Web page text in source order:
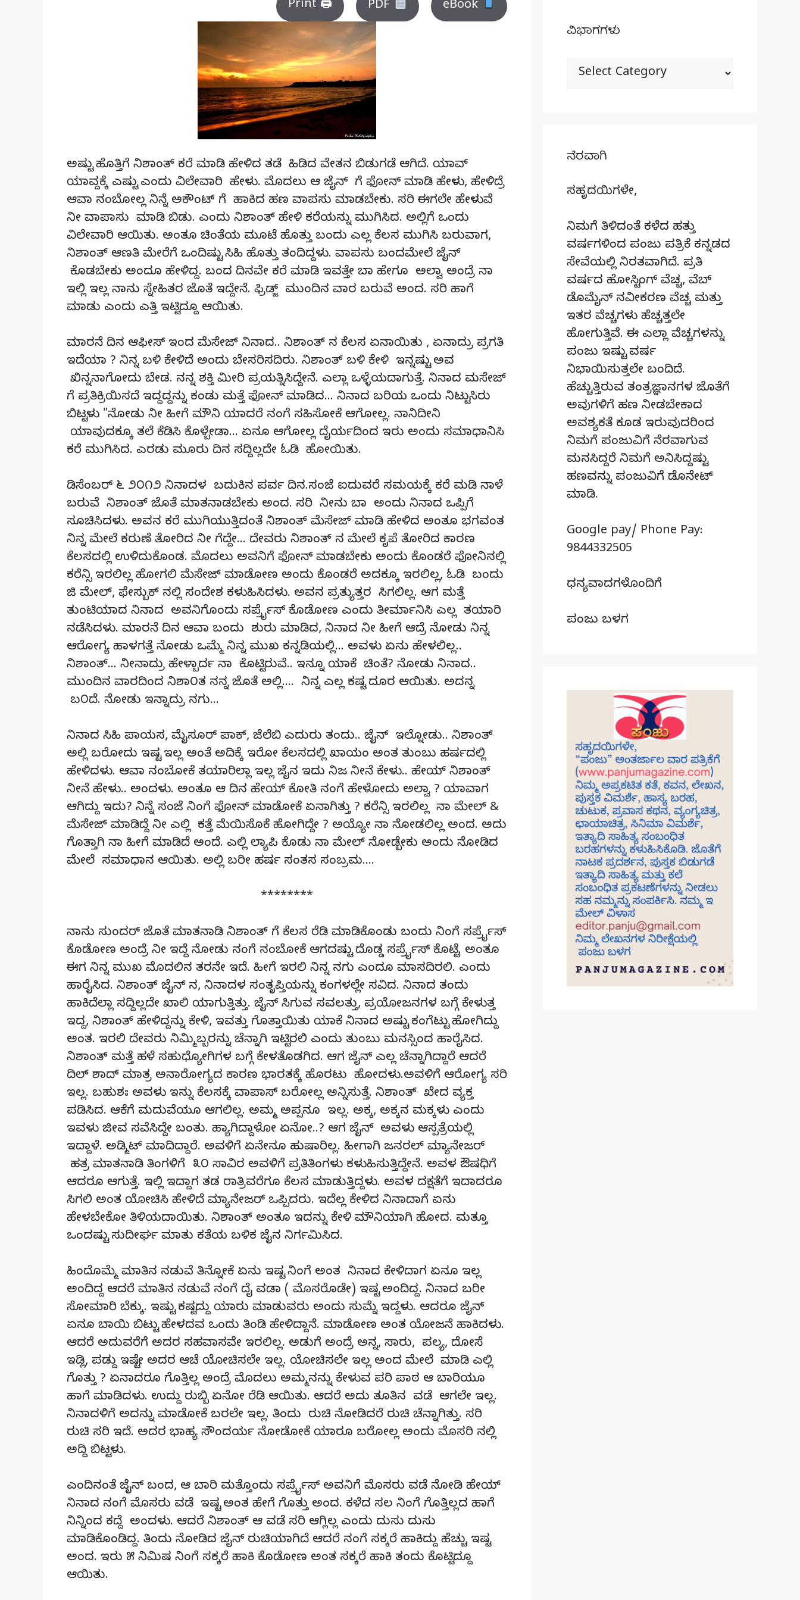
Print 🖨 PDF eBook
ಅಷ್ಟು ಹೊತ್ತಿಗೆ ನಿಶಾಂತ್ ಕರೆ ಮಾಡಿ ಹೇಳಿದ ತಡೆ ಹಿಡಿದ ವೇತನ ಬಿಡುಗಡೆ ಆಗಿದೆ. ಯಾವ್
ಯಾವ್ದಕ್ಕೆ ಎಷ್ಟು ಎಂದು ವಿಲೇವಾರಿ ಹೇಳು. ಮೊದಲು ಆ ಜೈನ್ ಗೆ ಫೋನ್ ಮಾಡಿ ಹೇಳು, ಹೇಳಿದ್ರೆ
ಆವಾ ನಂಬೋಲ್ಲ ನಿನ್ನೆ ಅಕೌಂಟ್ ಗೆ ಹಾಕಿದ ಹಣ ವಾಪಸು ಮಾಡಬೇಕು. ಸರಿ ಈಗಲೇ ಹೇಳುವೆ
ನೀ ವಾಪಾಸು ಮಾಡಿ ಬಿಡು. ಎಂದು ನಿಶಾಂತ್ ಹೇಳಿ ಕರೆಯನ್ನು ಮುಗಿಸಿದ. ಅಲ್ಲಿಗೆ ಒಂದು
ವಿಲೇವಾರಿ ಆಯಿತು. ಅಂತೂ ಚಿಂತೆಯ ಮೂಟೆ ಹೊತ್ತು ಬಂದು ಎಲ್ಲ ಕೆಲಸ ಮುಗಿಸಿ ಬರುವಾಗ,
ನಿಶಾಂತ್ ಆಣತಿ ಮೇರೆಗೆ ಒಂದಿಷ್ಟು ಸಿಹಿ ಹೊತ್ತು ತಂದಿದ್ದಳು. ವಾಪಸು ಬಂದಮೇಲೆ ಜೈನ್
ಕೊಡಬೇಕು ಅಂದೂ ಹೇಳಿದ್ದ. ಬಂದ ದಿನವೇ ಕರೆ ಮಾಡಿ ಇವತ್ತೇ ಬಾ ಹೇಗೂ ಅಲ್ವಾ ಅಂದ್ರೆ ನಾ
ಇಲ್ಲಿ ಇಲ್ಲ ನಾನು ಸ್ನೇಹಿತರ ಜೊತೆ ಇದ್ದೇನೆ. ಫ್ರಿಡ್ಜ್ ಮುಂದಿನ ವಾರ ಬರುವೆ ಅಂದ. ಸರಿ ಹಾಗೆ
ಮಾಡು ಎಂದು ಎತ್ತಿ ಇಟ್ಟಿದ್ದೂ ಆಯಿತು.
ಮಾರನೆ ದಿನ ಆಫೀಸ್ ಇಂದ ಮೆಸೇಜ್ ನಿನಾದ.. ನಿಶಾಂತ್ ನ ಕೆಲಸ ಏನಾಯಿತು , ಏನಾದ್ರು ಪ್ರಗತಿ
ಇದೆಯಾ ? ನಿನ್ನ ಬಳಿ ಕೇಳಿದೆ ಅಂದು ಬೇಸರಿಸದಿರು. ನಿಶಾಂತ್ ಬಳಿ ಕೇಳಿ ಇನ್ನಷ್ಟು ಅವ
ಖಿನ್ನನಾಗೋದು ಬೇಡ. ನನ್ನ ಶಕ್ತಿ ಮೀರಿ ಪ್ರಯತ್ನಿಸಿದ್ದೇನೆ. ಎಲ್ಲಾ ಒಳ್ಳೆಯದಾಗುತ್ತೆ. ನಿನಾದ ಮಸೇಜ್
ಗೆ ಪ್ರತಿಕ್ರಿಯಿಸದೆ ಇದ್ದದ್ದನ್ನು ಕಂಡು ಮತ್ತೆ ಫೋನ್ ಮಾಡಿದ… ನಿನಾದ ಬರಿಯ ಒಂದು ನಿಟ್ಟುಸಿರು
ಬಿಟ್ಟಳು "ನೋಡು ನೀ ಹೀಗೆ ಮೌನಿ ಯಾದರೆ ನಂಗೆ ಸಹಿಸೋಕೆ ಆಗೋಲ್ಲ. ನಾನಿದೀನಿ
ಯಾವುದಕ್ಕೂ ತಲೆ ಕೆಡಿಸಿ ಕೊಳ್ಬೇಡಾ… ಏನೂ ಆಗೋಲ್ಲ ದೈರ್ಯದಿಂದ ಇರು ಅಂದು ಸಮಾಧಾನಿಸಿ
ಕರೆ ಮುಗಿಸಿದ. ಎರಡು ಮೂರು ದಿನ ಸದ್ದಿಲ್ಲದೇ ಓಡಿ ಹೋಯಿತು.
ಡಿಸೆಂಬರ್ ೬ ೨೦೧೨ ನಿನಾದಳ ಬದುಕಿನ ಪರ್ವ ದಿನ.ಸಂಜೆ ಐದುವರೆ ಸಮಯಕ್ಕೆ ಕರೆ ಮಡಿ ನಾಳೆ
ಬರುವೆ ನಿಶಾಂತ್ ಜೊತೆ ಮಾತನಾಡಬೇಕು ಅಂದ. ಸರಿ ನೀನು ಬಾ ಅಂದು ನಿನಾದ ಒಪ್ಪಿಗೆ
ಸೂಚಿಸಿದಳು. ಅವನ ಕರೆ ಮುಗಿಯುತ್ತಿದಂತೆ ನಿಶಾಂತ್ ಮೆಸೇಜ್ ಮಾಡಿ ಹೇಳಿದ ಅಂತೂ ಭಗವಂತ
ನಿನ್ನ ಮೇಲೆ ಕರುಣೆ ತೋರಿದ ನೀ ಗೆದ್ದೇ… ದೇವರು ನಿಶಾಂತ್ ನ ಮೇಲೆ ಕೃಪೆ ತೋರಿದ ಕಾರಣ
ಕೆಲಸದಲ್ಲಿ ಉಳಿದುಕೊಂಡ. ಮೊದಲು ಅವನಿಗೆ ಫೋನ್ ಮಾಡಬೇಕು ಅಂದು ಕೊಂಡರೆ ಫೋನಿನಲ್ಲಿ
ಕರೆನ್ಸಿ ಇರಲಿಲ್ಲ ಹೋಗಲಿ ಮೆಸೇಜ್ ಮಾಡೋಣ ಅಂದು ಕೊಂಡರೆ ಅದಕ್ಕೂ ಇರಲಿಲ್ಲ, ಓಡಿ ಬಂದು
ಜಿ ಮೇಲ್, ಫೇಸ್ಬುಕ್ ನಲ್ಲಿ ಸಂದೇಶ ಕಳುಹಿಸಿದಳು. ಅವನ ಪ್ರತ್ಯುತ್ತರ ಸಿಗಲಿಲ್ಲ. ಆಗ ಮತ್ತೆ
ತುಂಟಿಯಾದ ನಿನಾದ ಅವನಿಗೊಂದು ಸರ್ಪ್ರೈಸ್ ಕೊಡೋಣ ಎಂದು ತೀರ್ಮಾನಿಸಿ ಎಲ್ಲ ತಯಾರಿ
ನಡೆಸಿದಳು. ಮಾರನೆ ದಿನ ಆವಾ ಬಂದು ಶುರು ಮಾಡಿದ, ನಿನಾದ ನೀ ಹೀಗೆ ಆದ್ರೆ ನೋಡು ನಿನ್ನ
ಆರೋಗ್ಯ ಹಾಳಗತ್ತೆ ನೋಡು ಒಮ್ಮೆ ನಿನ್ನ ಮುಖ ಕನ್ನಡಿಯಲ್ಲಿ… ಅವಳು ಏನು ಹೇಳಲಿಲ್ಲ..
ನಿಶಾಂತ್… ನೀನಾದ್ರು ಹೇಳ್ಬಾರ್ದ ನಾ ಕೊಟ್ಟಿರುವೆ.. ಇನ್ನೂ ಯಾಕೆ ಚಿಂತೆ? ನೋಡು ನಿನಾದ..
ಮುಂದಿನ ವಾರದಿಂದ ನಿಶಾ೦ತ ನನ್ನ ಜೊತೆ ಅಲ್ಲಿ…. ನಿನ್ನ ಎಲ್ಲ ಕಷ್ಟ ದೂರ ಆಯಿತು. ಅದನ್ನ
ಬ೦ದೆ. ನೋಡು ಇನ್ನಾದ್ರು ನಗು…
ನಿನಾದ ಸಿಹಿ ಪಾಯಸ, ಮೈಸೂರ್ ಪಾಕ್, ಜೆಲೆಬಿ ಎದುರು ತಂದು.. ಜೈನ್ ಇಲ್ನೋಡು.. ನಿಶಾಂತ್
ಅಲ್ಲಿ ಬರೋದು ಇಷ್ಟ ಇಲ್ಲ ಅಂತೆ ಅದಿಕ್ಕೆ ಇರೋ ಕೆಲಸದಲ್ಲಿ ಖಾಯಂ ಅಂತ ತುಂಬು ಹರ್ಷದಲ್ಲಿ
ಹೇಳಿದಳು. ಆವಾ ನಂಬೋಕೆ ತಯಾರಿಲ್ಲಾ ಇಲ್ಲ ಜೈನ ಇದು ನಿಜ ನೀನೆ ಕೇಳು.. ಹೇಯ್ ನಿಶಾಂತ್
ನೀನೆ ಹೇಳು.. ಅಂದಳು. ಅಂತೂ ಆ ದಿನ ಹೇಯ್ ಕೋತಿ ನಂಗೆ ಹೇಳೋದು ಅಲ್ವಾ ? ಯಾವಾಗ
ಆಗಿದ್ದು ಇದು? ನಿನ್ನೆ ಸಂಜೆ ನಿಂಗೆ ಫೋನ್ ಮಾಡೋಕೆ ಏನಾಗಿತ್ತು ? ಕರೆನ್ಸಿ ಇರಲಿಲ್ಲ ನಾ ಮೇಲ್ &
ಮೆಸೇಜ್ ಮಾಡಿದ್ದೆ ನೀ ಎಲ್ಲಿ ಕತ್ತೆ ಮೆಯಿಸೊಕೆ ಹೋಗಿದ್ದೇ ? ಅಯ್ಯೋ ನಾ ನೋಡಲಿಲ್ಲ ಅಂದ. ಅದು
ಗೊತ್ತಾಗಿ ನಾ ಹೀಗೆ ಮಾಡಿದೆ ಅಂದೆ. ಎಲ್ಲಿ ಲ್ಯಾಪಿ ಕೊಡು ನಾ ಮೇಲ್ ನೋಡ್ಬೇಕು ಅಂದು ನೋಡಿದ
ಮೇಲೆ ಸಮಾಧಾನ ಆಯಿತು. ಅಲ್ಲಿ ಬರೀ ಹರ್ಷ ಸಂತಸ ಸಂಬ್ರಮ….
********
ನಾನು ಸುಂದರ್ ಜೊತೆ ಮಾತನಾಡಿ ನಿಶಾಂತ್ ಗೆ ಕೆಲಸ ರೆಡಿ ಮಾಡಿಕೊಂಡು ಬಂದು ನಿಂಗೆ ಸರ್ಪ್ರೈಸ್
ಕೊಡೋಣ ಅಂದ್ರೆ ನೀ ಇದ್ದೆ ನೋಡು ನಂಗೆ ನಂಬೋಕೆ ಆಗದಷ್ಟು ದೊಡ್ಡ ಸರ್ಪ್ರೈಸ್ ಕೊಟ್ಟೆ. ಅಂತೂ
ಈಗ ನಿನ್ನ ಮುಖ ಮೊದಲಿನ ತರನೇ ಇದೆ. ಹೀಗೆ ಇರಲಿ ನಿನ್ನ ನಗು ಎಂದೂ ಮಾಸದಿರಲಿ. ಎಂದು
ಹಾರೈಸಿದ. ನಿಶಾಂತ್ ಜೈನ್ ನ, ನಿನಾದಳ ಸಂತೃಪ್ತಿಯನ್ನು ಕಂಗಳಲ್ಲೇ ಸವಿದ. ನಿನಾದ ತಂದು
ಹಾಕಿದೆಲ್ಲಾ ಸದ್ದಿಲ್ಲದೇ ಖಾಲಿ ಯಾಗುತ್ತಿತ್ತು. ಜೈನ್ ಸಿಗುವ ಸವಲತ್ತು, ಪ್ರಯೋಜನಗಳ ಬಗ್ಗೆ ಕೇಳುತ್ತ
ಇದ್ದ, ನಿಶಾಂತ್ ಹೇಳಿದ್ದನ್ನು ಕೇಳಿ, ಇವತ್ತು ಗೊತ್ತಾಯಿತು ಯಾಕೆ ನಿನಾದ ಅಷ್ಟು ಕಂಗೆಟ್ಟು ಹೋಗಿದ್ದು
ಅಂತ. ಇರಲಿ ದೇವರು ನಿಮ್ಮಿಬ್ಬರನ್ನು ಚೆನ್ನಾಗಿ ಇಟ್ಟಿರಲಿ ಎಂದು ತುಂಬು ಮನಸ್ಸಿಂದ ಹಾರೈಸಿದ.
ನಿಶಾಂತ್ ಮತ್ತೆ ಹಳೆ ಸಹುಧ್ಯೋಗಿಗಳ ಬಗ್ಗೆ ಕೇಳತೊಡಗಿದ. ಆಗ ಜೈನ್ ಎಲ್ಲ ಚೆನ್ನಾಗಿದ್ದಾರೆ ಆದರೆ
ದಿಲ್ ಶಾದ್ ಮಾತ್ರ ಅನಾರೋಗ್ಯದ ಕಾರಣ ಭಾರತಕ್ಕೆ ಹೊರಟು ಹೋದಳು.ಅವಳಿಗೆ ಆರೋಗ್ಯ ಸರಿ
ಇಲ್ಲ. ಬಹುಶಃ ಅವಳು ಇನ್ನು ಕೆಲಸಕ್ಕೆ ವಾಪಾಸ್ ಬರೋಲ್ಲ ಅನ್ನಿಸುತ್ತೆ. ನಿಶಾಂತ್ ಖೇದ ವ್ಯಕ್ತ
ಪಡಿಸಿದ. ಆಕೆಗೆ ಮದುವೆಯೂ ಆಗಲಿಲ್ಲ. ಅಮ್ಮ ಅಪ್ಪನೂ ಇಲ್ಲ. ಅಕ್ಕ, ಅಕ್ಕನ ಮಕ್ಕಳು ಎಂದು
ಇವಳು ಜೀವ ಸವೆಸಿದ್ದೇ ಬಂತು. ಹ್ಯಾಗಿದ್ದಾಳೋ ಏನೋ..? ಆಗ ಜೈನ್ ಅವಳು ಆಸ್ಪತ್ರೆಯಲ್ಲಿ
ಇದ್ದಾಳೆ. ಅಡ್ಮಿಟ್ ಮಾದಿದ್ದಾರೆ. ಅವಳಿಗೆ ಏನೇನೂ ಹುಷಾರಿಲ್ಲ. ಹೀಗಾಗಿ ಜನರಲ್ ಮ್ಯಾನೇಜರ್
ಹತ್ರ ಮಾತನಾಡಿ ತಿಂಗಳಿಗೆ ೩೦ ಸಾವಿರ ಅವಳಿಗೆ ಪ್ರತಿತಿಂಗಳು ಕಳುಹಿಸುತ್ತಿದ್ದೇನೆ. ಅವಳ ಔಷಧಿಗೆ
ಆದರೂ ಆಗುತ್ತೆ. ಇಲ್ಲಿ ಇದ್ದಾಗ ತಡ ರಾತ್ರಿವರೆಗೂ ಕೆಲಸ ಮಾಡುತ್ತಿದ್ದಳು. ಅವಳ ದಕ್ಷತೆಗೆ ಇದಾದರೂ
ಸಿಗಲಿ ಅಂತ ಯೋಚಿಸಿ ಹೇಳಿದೆ ಮ್ಯಾನೇಜರ್ ಒಪ್ಪಿದರು. ಇದೆಲ್ಲ ಕೇಳಿದ ನಿನಾದಾಗೆ ಏನು
ಹೇಳಬೇಕೋ ತಿಳಿಯದಾಯಿತು. ನಿಶಾಂತ್ ಅಂತೂ ಇದನ್ನು ಕೇಳಿ ಮೌನಿಯಾಗಿ ಹೋದ. ಮತ್ತೂ
ಒಂದಷ್ಟು ಸುದೀರ್ಘ ಮಾತು ಕತೆಯ ಬಳಿಕ ಜೈನ ನಿರ್ಗಮಿಸಿದ.
ಹಿಂದೊಮ್ಮೆ ಮಾತಿನ ನಡುವೆ ತಿನ್ನೋಕೆ ಏನು ಇಷ್ಟ ನಿಂಗೆ ಅಂತ ನಿನಾದ ಕೇಳಿದಾಗ ಏನೂ ಇಲ್ಲ
ಅಂದಿದ್ದ ಆದರೆ ಮಾತಿನ ನಡುವೆ ನಂಗೆ ದೈ ವಡಾ ( ಮೊಸರೊಡೇ) ಇಷ್ಟ ಅಂದಿದ್ದ. ನಿನಾದ ಬರೀ
ಸೋಮಾರಿ ಬೆಕ್ಕು. ಇಷ್ಟು ಕಷ್ಟದ್ದು ಯಾರು ಮಾಡುವರು ಅಂದು ಸುಮ್ನೆ ಇದ್ದಳು. ಆದರೂ ಜೈನ್
ಏನೂ ಬಾಯಿ ಬಿಟ್ಟು ಹೇಳದವ ಒಂದು ತಿಂಡಿ ಹೇಳಿದ್ದಾನೆ. ಮಾಡೋಣ ಅಂತ ಯೋಜನೆ ಹಾಕಿದಳು.
ಆದರೆ ಅದುವರೆಗೆ ಅದರ ಸಹವಾಸವೇ ಇರಲಿಲ್ಲ. ಅಡುಗೆ ಅಂದ್ರೆ ಅನ್ನ, ಸಾರು, ಪಲ್ಯ, ದೋಸೆ
ಇಡ್ಲಿ, ಪಡ್ದು ಇಷ್ಟೇ ಅದರ ಆಚೆ ಯೋಚಿಸಲೇ ಇಲ್ಲ. ಯೋಚಿಸಲೇ ಇಲ್ಲ ಅಂದ ಮೇಲೆ ಮಾಡಿ ಎಲ್ಲಿ
ಗೊತ್ತು ? ಏನಾದರೂ ಗೊತ್ತಿಲ್ಲ ಅಂದ್ರೆ ಮೊದಲು ಅಮ್ಮನನ್ನು ಕೇಳುವ ಪರಿ ಪಾಠ ಆ ಬಾರಿಯೂ
ಹಾಗೆ ಮಾಡಿದಳು. ಉದ್ದು ರುಬ್ಬಿ ಏನೋ ರೆಡಿ ಆಯಿತು. ಆದರೆ ಅದು ತೂತಿನ ವಡೆ ಆಗಲೇ ಇಲ್ಲ.
ನಿನಾದಳಿಗೆ ಅದನ್ನು ಮಾಡೋಕೆ ಬರಲೇ ಇಲ್ಲ. ತಿಂದು ರುಚಿ ನೋಡಿದರೆ ರುಚಿ ಚೆನ್ನಾಗಿತ್ತು. ಸರಿ
ರುಚಿ ಸರಿ ಇದೆ. ಅದರ ಭಾಹ್ಯ ಸೌಂದರ್ಯ ನೋಡೋಕೆ ಯಾರೂ ಬರೋಲ್ಲ ಅಂದು ಮೊಸರಿ ನಲ್ಲಿ
ಅದ್ದಿ ಬಿಟ್ಟಳು.
ಎಂದಿನಂತೆ ಜೈನ್ ಬಂದ, ಆ ಬಾರಿ ಮತ್ತೊಂದು ಸರ್ಪ್ರೈಸ್ ಅವನಿಗೆ ಮೊಸರು ವಡೆ ನೋಡಿ ಹೇಯ್
ನಿನಾದ ನಂಗೆ ಮೊಸರು ವಡೆ ಇಷ್ಟ ಅಂತ ಹೇಗೆ ಗೊತ್ತು ಅಂದ. ಕಳೆದ ಸಲ ನಿಂಗೆ ಗೊತ್ತಿಲ್ಲದ ಹಾಗೆ
ನಿನ್ನಿಂದ ಕದ್ದೆ ಅಂದಳು. ಆದರೆ ನಿಶಾಂತ್ ಆ ವಡೆ ಸರಿ ಆಗ್ಲಿಲ್ಲ ಎಂದು ದುಸು ದುಸು
ಮಾಡಿಕೊಂಡಿದ್ದ. ತಿಂದು ನೋಡಿದ ಜೈನ್ ರುಚಿಯಾಗಿದೆ ಆದರೆ ನಂಗೆ ಸಕ್ಕರೆ ಹಾಕಿದ್ದು ಹೆಚ್ಚು ಇಷ್ಟ
ಅಂದ. ಇರು ೫ ನಿಮಿಷ ನಿಂಗೆ ಸಕ್ಕರೆ ಹಾಕಿ ಕೊಡೋಣ ಅಂತ ಸಕ್ಕರೆ ಹಾಕಿ ತಂದು ಕೊಟ್ಟಿದ್ದೂ
ಆಯಿತು.
ವಿಭಾಗಗಳು
ವಿಭಾಗಗಳು
ನೆರವಾಗಿ
ಸಹೃದಯಿಗಳೇ,
ನಿಮಗೆ ತಿಳಿದಂತೆ ಕಳೆದ ಹತ್ತು
ವರ್ಷಗಳಿಂದ ಪಂಜು ಪತ್ರಿಕೆ ಕನ್ನಡದ
ಸೇವೆಯಲ್ಲಿ ನಿರತವಾಗಿದೆ. ಪ್ರತಿ
ವರ್ಷದ ಹೋಸ್ಟಿಂಗ್‌ ವೆಚ್ಚ, ವೆಬ್‌
ಡೊಮೈನ್‌ ನವೀಕರಣ ವೆಚ್ಚ ಮತ್ತು
ಇತರ ವೆಚ್ಚಗಳು ಹೆಚ್ಚತ್ತಲೇ
ಹೋಗುತ್ತಿವೆ. ಈ ಎಲ್ಲಾ ವೆಚ್ಚಗಳನ್ನು
ಪಂಜು ಇಷ್ಟು ವರ್ಷ
ನಿಭಾಯಿಸುತ್ತಲೇ ಬಂದಿದೆ.
ಹೆಚ್ಚುತ್ತಿರುವ ತಂತ್ರಜ್ಞಾನಗಳ ಜೊತೆಗೆ
ಅವುಗಳಿಗೆ ಹಣ ನೀಡಬೇಕಾದ
ಅವಶ್ಯಕತೆ ಕೂಡ ಇರುವುದರಿಂದ
ನಿಮಗೆ ಪಂಜುವಿಗೆ ನೆರವಾಗುವ
ಮನಸಿದ್ದರೆ ನಿಮಗೆ ಅನಿಸಿದ್ದಷ್ಟು
ಹಣವನ್ನು ಪಂಜುವಿಗೆ ಡೊನೇಟ್‌
ಮಾಡಿ.
Google pay/ Phone Pay:
9844332505
ಧನ್ಯವಾದಗಳೊಂದಿಗೆ
ಪಂಜು ಬಳಗ